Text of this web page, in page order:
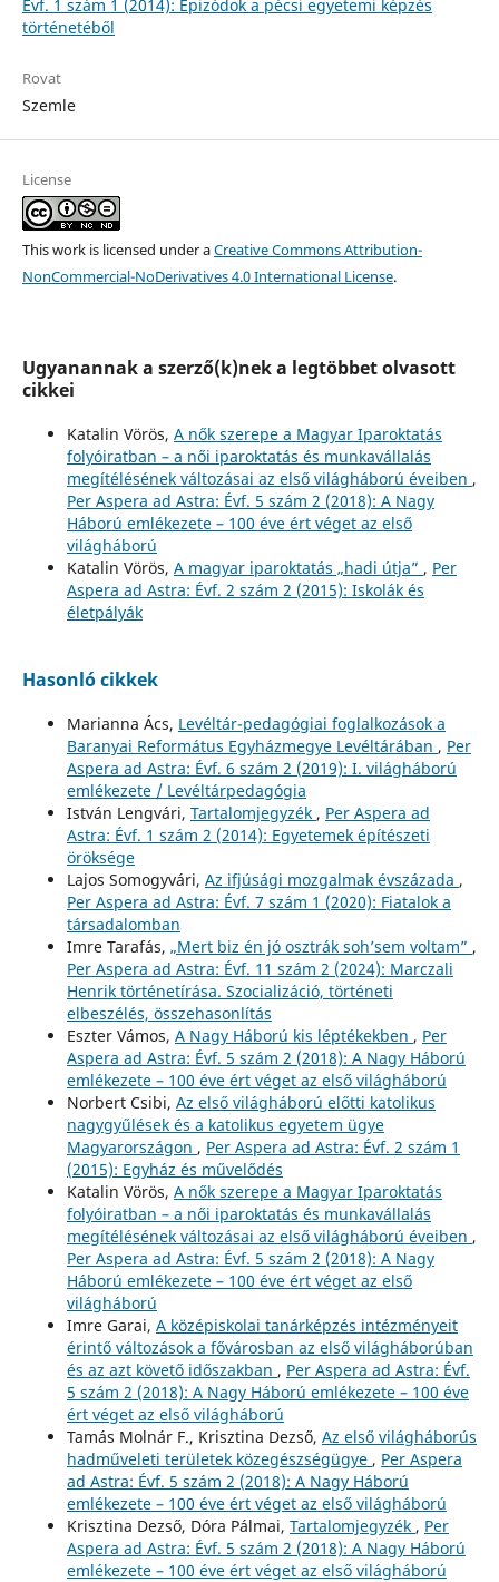
Évf. 1 szám 1 (2014): Epizódok a pécsi egyetemi képzés
történetéből
Rovat
Szemle
License
This work is licensed under aCreative Commons Attribution-
NonCommercial-NoDerivatives 4.0 International License.
Ugyanannak a szerző(k)nek a legtöbbet olvasott
cikkei
Katalin Vörös, A nők szerepe a Magyar Iparoktatás
folyóiratban – a női iparoktatás és munkavállalás
megítélésének változásai az első világháború éveiben ,
Per Aspera ad Astra: Évf. 5 szám 2 (2018): A Nagy
Háború emlékezete – 100 éve ért véget az első
világháború
Katalin Vörös, A magyar iparoktatás „hadi útja” , Per
Aspera ad Astra: Évf. 2 szám 2 (2015): Iskolák és
életpályák
Hasonló cikkek
Marianna Ács, Levéltár-pedagógiai foglalkozások a
Baranyai Református Egyházmegye Levéltárában , Per
Aspera ad Astra: Évf. 6 szám 2 (2019): I. világháború
emlékezete / Levéltárpedagógia
István Lengvári, Tartalomjegyzék , Per Aspera ad
Astra: Évf. 1 szám 2 (2014): Egyetemek építészeti
öröksége
Lajos Somogyvári, Az ifjúsági mozgalmak évszázada ,
Per Aspera ad Astra: Évf. 7 szám 1 (2020): Fiatalok a
társadalomban
Imre Tarafás, „Mert biz én jó osztrák soh’sem voltam” ,
Per Aspera ad Astra: Évf. 11 szám 2 (2024): Marczali
Henrik történetírása. Szocializáció, történeti
elbeszélés, összehasonlítás
Eszter Vámos, A Nagy Háború kis léptékekben , Per
Aspera ad Astra: Évf. 5 szám 2 (2018): A Nagy Háború
emlékezete – 100 éve ért véget az első világháború
Norbert Csibi, Az első világháború előtti katolikus
nagygyűlések és a katolikus egyetem ügye
Magyarországon , Per Aspera ad Astra: Évf. 2 szám 1
(2015): Egyház és művelődés
Katalin Vörös, A nők szerepe a Magyar Iparoktatás
folyóiratban – a női iparoktatás és munkavállalás
megítélésének változásai az első világháború éveiben ,
Per Aspera ad Astra: Évf. 5 szám 2 (2018): A Nagy
Háború emlékezete – 100 éve ért véget az első
világháború
Imre Garai, A középiskolai tanárképzés intézményeit
érintő változások a fővárosban az első világháborúban
és az azt követő időszakban , Per Aspera ad Astra: Évf.
5 szám 2 (2018): A Nagy Háború emlékezete – 100 éve
ért véget az első világháború
Tamás Molnár F., Krisztina Dezső, Az első világháborús
hadműveleti területek közegészségügye , Per Aspera
ad Astra: Évf. 5 szám 2 (2018): A Nagy Háború
emlékezete – 100 éve ért véget az első világháború
Krisztina Dezső, Dóra Pálmai, Tartalomjegyzék , Per
Aspera ad Astra: Évf. 5 szám 2 (2018): A Nagy Háború
emlékezete – 100 éve ért véget az első világháború